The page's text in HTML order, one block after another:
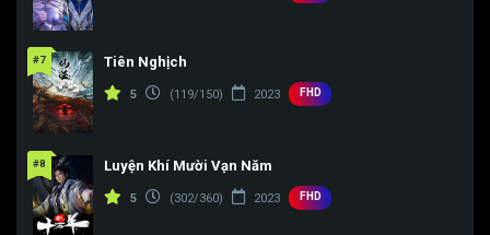
#7 Tiên Nghịch
5 (119/150) 2023 FHD
#8 Luyện Khí Mười Vạn Năm
5 (302/360) 2023 FHD